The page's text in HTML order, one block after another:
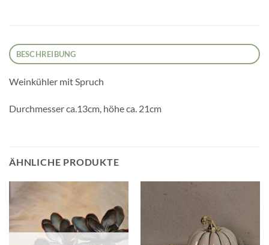
BESCHREIBUNG
Weinkühler mit Spruch
Durchmesser ca.13cm, höhe ca. 21cm
ÄHNLICHE PRODUKTE